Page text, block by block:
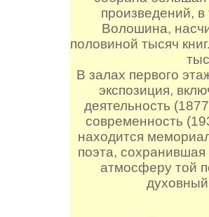
произведений,
Волошина,
половиной тысяч
В залах первого
экспозиция,
деятельность
современность
находится
поэта,
атмосферу той